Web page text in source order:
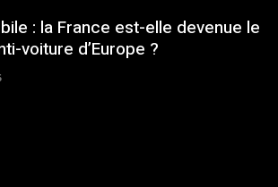
: la France est-elle devenue le
voiture d’Europe ?